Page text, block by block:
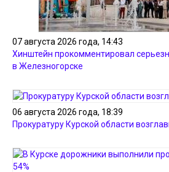
07 августа 2026 года, 14:43
Хинштейн прокомментировал
в Железногорске
06 августа 2026 года, 18:39
Прокуратуру Курской области